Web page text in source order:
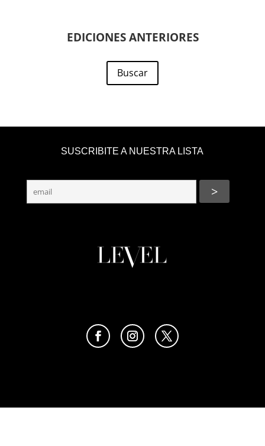
EDICIONES ANTERIORES
Buscar
SUSCRIBITE A NUESTRA LISTA